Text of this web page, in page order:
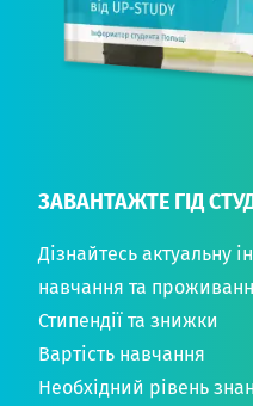
ЗАВАНТАЖТЕ ГІД
Дізнайтесь актуальну
навчання та
Стипендії та знижки
Вартість навчання
Необхідний рівень